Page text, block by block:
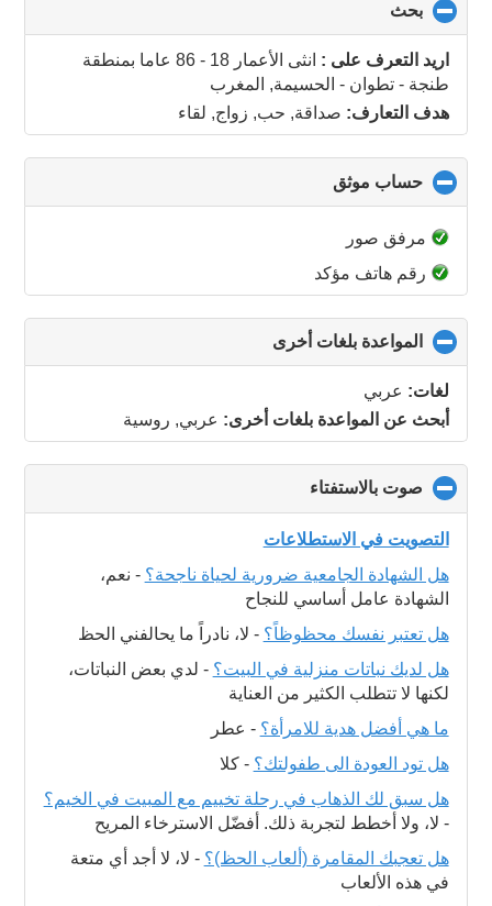
بحث
to
collapse
contents
اريد التعرف على : انثى الأعمار 18 - 86 عاما
بمنطقة
طنجة - تطوان - الحسيمة, المغرب
هدف التعارف: صداقة, حب, زواج, لقاء
حساب موثق
to
مرفق صور
رقم هاتف مؤكد
المواعدة بلغات أخرى
to
contents
لغات: عربي
أبحث عن المواعدة بلغات أخرى: عربي, روسية
صوت بالاستفتاء
to
collapse
contents
التصويت في الاستطلاعات
هل الشهادة الجامعية ضرورية لحياة ناجحة؟ - نعم،
الشهادة عامل أساسي للنجاح
هل تعتبر نفسك محظوظاً؟ - لا، نادراً ما يحالفني الحظ
هل لديك نباتات منزلية في البيت؟ - لدي بعض النباتات،
لكنها لا تتطلب الكثير من العناية
ما هي أفضل هدية للامرأة؟ - عطر
هل تود العودة الى طفولتك؟ -كلا
هل سبق لك الذهاب في رحلة تخييم مع المبيت في الخيم؟
- لا، ولا أخطط لتجربة ذلك. أفضّل الاسترخاء المريح
هل تعجبك المقامرة (ألعاب الحظ)؟ - لا، لا أجد أي متعة
في هذه الألعاب